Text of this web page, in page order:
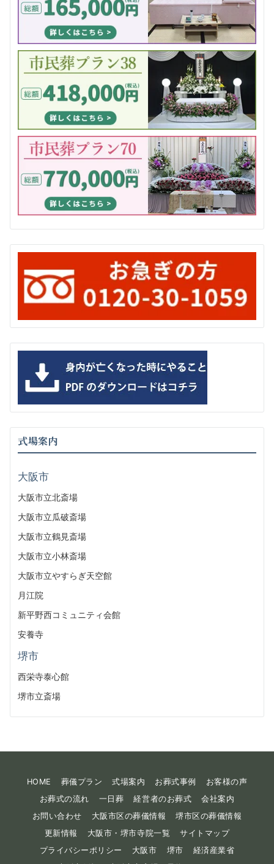
式場案内
大阪市
大阪市立北斎場
大阪市立瓜破斎場
大阪市立鶴見斎場
大阪市立小林斎場
大阪市立やすらぎ天空館
月江院
新平野西コミュニティ会館
安養寺
堺市
西栄寺泰心館
堺市立斎場
HOME 葬儀プラン 式場案内 お葬式事例
お客様の声
お葬式の流れ
一日葬 経営者のお葬式
会社案内
お問い合わせ
大阪市区の葬儀情報
堺市区の葬儀情報
更新情報
大阪市・堺市寺院一覧
サイトマップ
プライバシーポリシー
大阪市 堺市
経済産業省